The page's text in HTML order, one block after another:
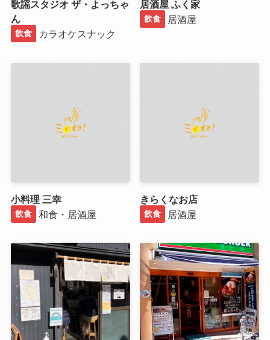
歌謡スタジオ ザ・よっちゃ
ん
飲食 カラオケスナック
居酒屋 ふく家
飲食 居酒屋
小料理 三幸
飲食 和食・居酒屋
きらくなお店
飲食 居酒屋